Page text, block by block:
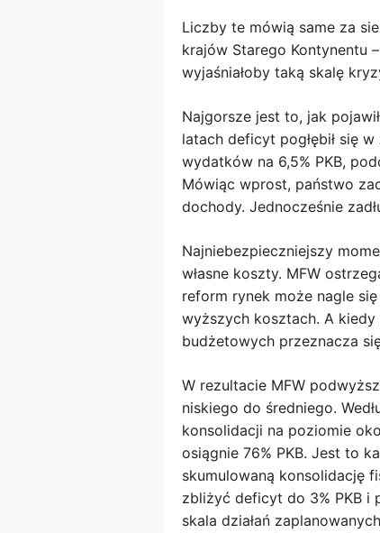
Liczby te mówią same za
krajów Starego Kontynentu
wyjaśniałoby taką skalę
Najgorsze jest to, jak
latach deficyt pogłębił się
wydatków na 6,5% PKB,
Mówiąc wprost, państwo
dochody. Jednocześnie
Najniebezpieczniejszy
własne koszty. MFW
reform rynek może nagle
wyższych kosztach. A
budżetowych przeznacza
W rezultacie MFW
niskiego do średniego.
konsolidacji na poziomie
osiągnie 76% PKB. Jest to
skumulowaną konsolidację
zbliżyć deficyt do 3% PKB i
​​skala działań